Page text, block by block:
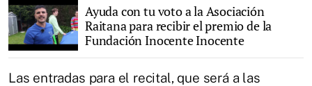
Ayuda con tu voto a la Asociación
Raitana para recibir el premio de la
Fundación Inocente Inocente
Las entradas para el recital, que será a las